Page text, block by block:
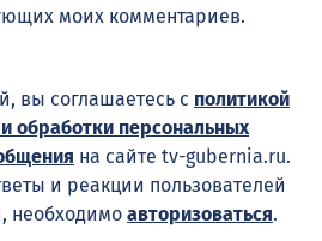
моих комментариев.
вы соглашаетесь с политикой
обработки персональных
на сайте tv-gubernia.ru.
и реакции пользователей
необходимо авторизоваться.